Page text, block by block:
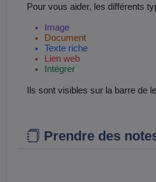
Pour vous aider, les différents
Image
Document
Texte riche
Lien web
Intégrer
Ils sont visibles sur la barre de
Prendre des